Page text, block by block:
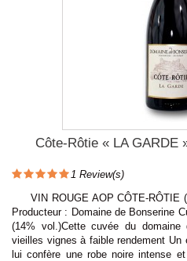
Côte-Rôtie « LA GARDE
1 Review(s)
VIN ROUGE AOP CÔTE-RÔTIE
Producteur : Domaine de Bonserine
(14% vol.)Cette cuvée du
vieilles vignes à faible rendement
lui confère une robe noire intense